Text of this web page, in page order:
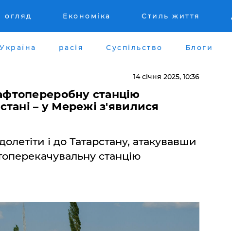
огляд Економіка Стиль життя
Україна расія Суспільство Блоги
14 січня 2025, 10:36
станцію
– у Мережі з'явилися
і до Татарстану, атакувавши
станцію